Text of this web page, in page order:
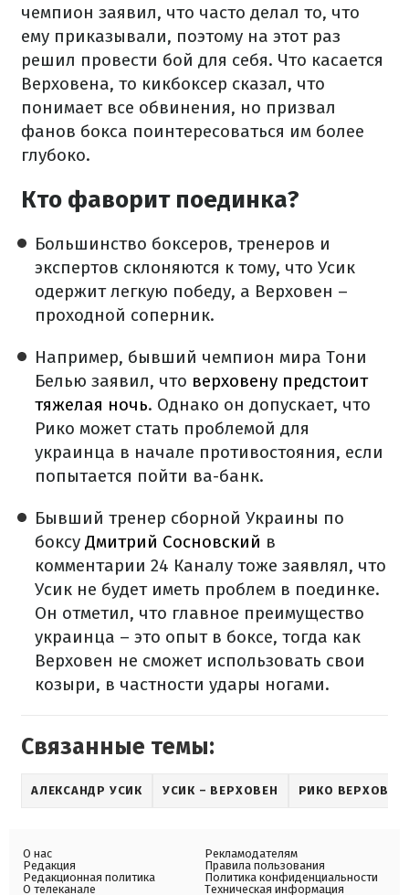
чемпион заявил, что часто делал то, что
ему приказывали, поэтому на этот раз
решил провести бой для себя. Что касается
Верховена, то кикбоксер сказал, что
понимает все обвинения, но призвал
фанов бокса поинтересоваться им более
глубоко.
Кто фаворит поединка?
Большинство боксеров, тренеров и
экспертов склоняются к тому, что Усик
одержит легкую победу, а Верховен –
проходной соперник.
Например, бывший чемпион мира Тони
Белью заявил, что верховену предстоит
тяжелая ночь. Однако он допускает, что
Рико может стать проблемой для
украинца в начале противостояния, если
попытается пойти ва-банк.
Бывший тренер сборной Украины по
боксу Дмитрий Сосновский в
комментарии 24 Каналу тоже заявлял, что
Усик не будет иметь проблем в поединке.
Он отметил, что главное преимущество
украинца – это опыт в боксе, тогда как
Верховен не сможет использовать свои
козыри, в частности удары ногами.
Связанные темы:
АЛЕКСАНДР УСИК УСИК – ВЕРХОВЕН РИКО ВЕРХОВЕН
О нас
Редакция
Редакционная политика
О телеканале
Рекламодателям
Правила пользования
Политика конфиденциальности
Техническая информация